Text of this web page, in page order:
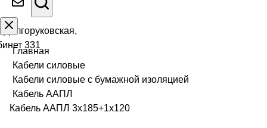
331
Главная
Кабели силовые
Кабели силовые с бумажной изоляцией
Кабель ААПЛ
Кабель ААПЛ 3х185+1х120